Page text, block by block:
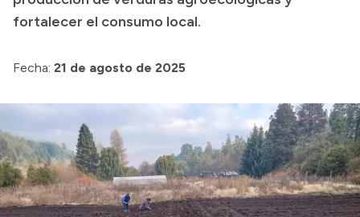
Consulta de pago a proveedores
Intranet
fortalecer el consumo local.
Fecha: 21 de agosto de 2025